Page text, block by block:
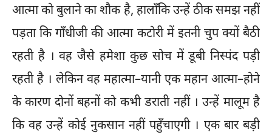
आत्मा को बुलाने का शौक है, हालाँकि उन्हें ठीक समझ नहीं
पड़ता कि गाँधीजी की आत्मा कटोरी में इतनी चुप क्यों बैठी
रहती है । वह जैसे हमेशा कुछ सोच में डूबी निस्पंद पड़ी
रहती है । लेकिन वह महात्मा–यानी एक महान आत्मा–होने
के कारण दोनों बहनों को कभी डराती नहीं । उन्हें मालूम है
कि वह उन्हें कोई नुकसान नहीं पहुँचाएगी । एक बार बड़ी